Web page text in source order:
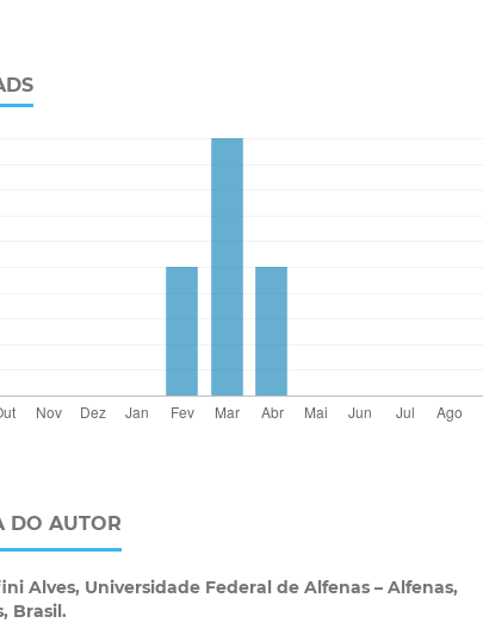
DO AUTOR
Alves, Universidade Federal de Alfenas – Alfenas,
Brasil.